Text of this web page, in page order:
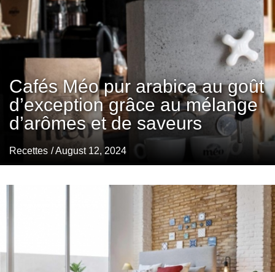
Cafés Méo pur arabica au goût
d’exception grâce au mélange
d’arômes et de saveurs
Recettes / August 12, 2024